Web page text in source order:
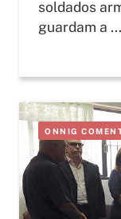
soldados
guardam a ...
ONNIG